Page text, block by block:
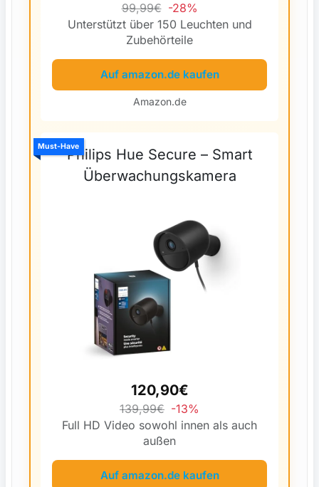
99,99€ -28%
Unterstützt über 150 Leuchten und
Zubehörteile
Auf amazon.de kaufen
Amazon.de
Philips Hue Secure – Smart
Überwachungskamera
Must-Have
120,90€
139,99€ -13%
Full HD Video sowohl innen als auch
außen
Auf amazon.de kaufen